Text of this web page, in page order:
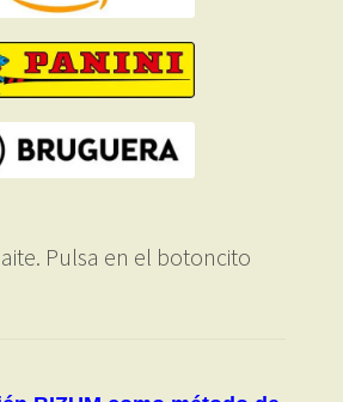
Pulsa en el botoncito